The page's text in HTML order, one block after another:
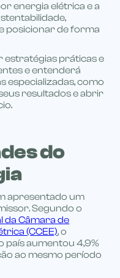
energia elétrica e a
posicionar de forma
estratégias práticas e
e entenderá
especializadas, como
resultados e abrir
do
apresentado um
Segundo o
da Câmara de
(CCEE), o
país aumentou 4,9%
ao mesmo período